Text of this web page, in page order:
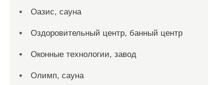
Оазис, сауна
Оздоровительный центр, банный центр
Оконные технологии, завод
Олимп, сауна